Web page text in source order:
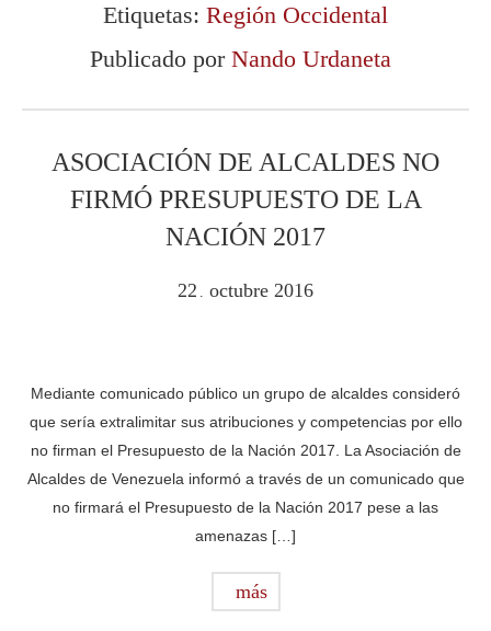
Etiquetas: Región Occidental
Publicado por Nando Urdaneta
ASOCIACIÓN DE ALCALDES NO
FIRMÓ PRESUPUESTO DE LA
NACIÓN 2017
22 . octubre 2016
Mediante comunicado público un grupo de alcaldes consideró
que sería extralimitar sus atribuciones y competencias por ello
no firman el Presupuesto de la Nación 2017. La Asociación de
Alcaldes de Venezuela informó a través de un comunicado que
no firmará el Presupuesto de la Nación 2017 pese a las
amenazas […]
más